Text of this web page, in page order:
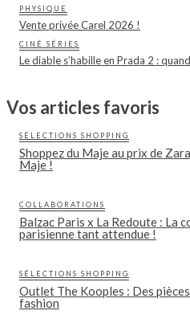
PHYSIQUE
Vente privée Carel 2026 !
CINÉ SÉRIES
Le diable s’habille en Prada 2 :
Vos articles favoris
SÉLECTIONS SHOPPING
Shoppez du Maje au prix de
Maje !
COLLABORATIONS
Balzac Paris x La Redoute : La
parisienne tant attendue !
SÉLECTIONS SHOPPING
Outlet The Kooples : Des
fashion